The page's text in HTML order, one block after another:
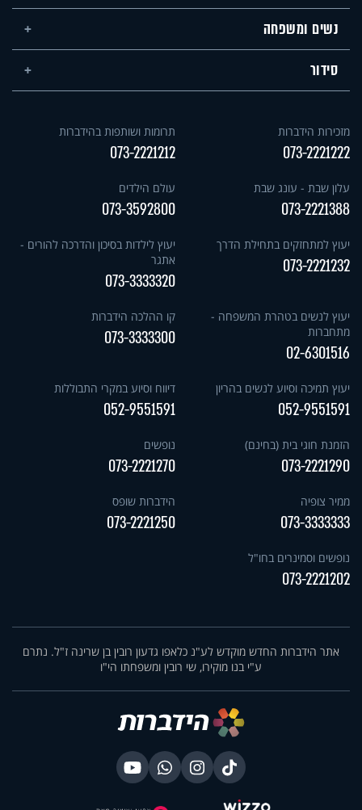
נשים ומשפחה
סידור
מזכירות הידברות
073-2221222
תרומות ושותפות בהידברות
073-2221212
עלון שבת - עונג שבת
073-2221388
עולם הילדים
073-3592800
יעוץ למתחזקים בתחילת הדרך
073-2221232
יעוץ לילדות בסיכון והדרכה להורים -
אתגר
073-3333320
יעוץ לנשים בטהרת המשפחה -
מתחברות
02-6301516
קו ההלכה הידברות
073-3333300
יעוץ תמיכה וסיוע לנשים בהריון
052-9551591
דיווח וסיוע במקרי התבוללות
052-9551591
הזמנת חוגי בית (בחינם)
073-2221290
נופשים
073-2221270
ממיר צופיה
073-3333333
הידברות שופס
073-2221250
נופשים וסמינרים בחו"ל
073-2221202
אתר הידברות החדש מוקדש לע"נ כלאפו גדעון רובין בן שרינה ז"ל. נתרם
ע"י בנו מוקירו, שי רובין ומשפחתו הי"ו